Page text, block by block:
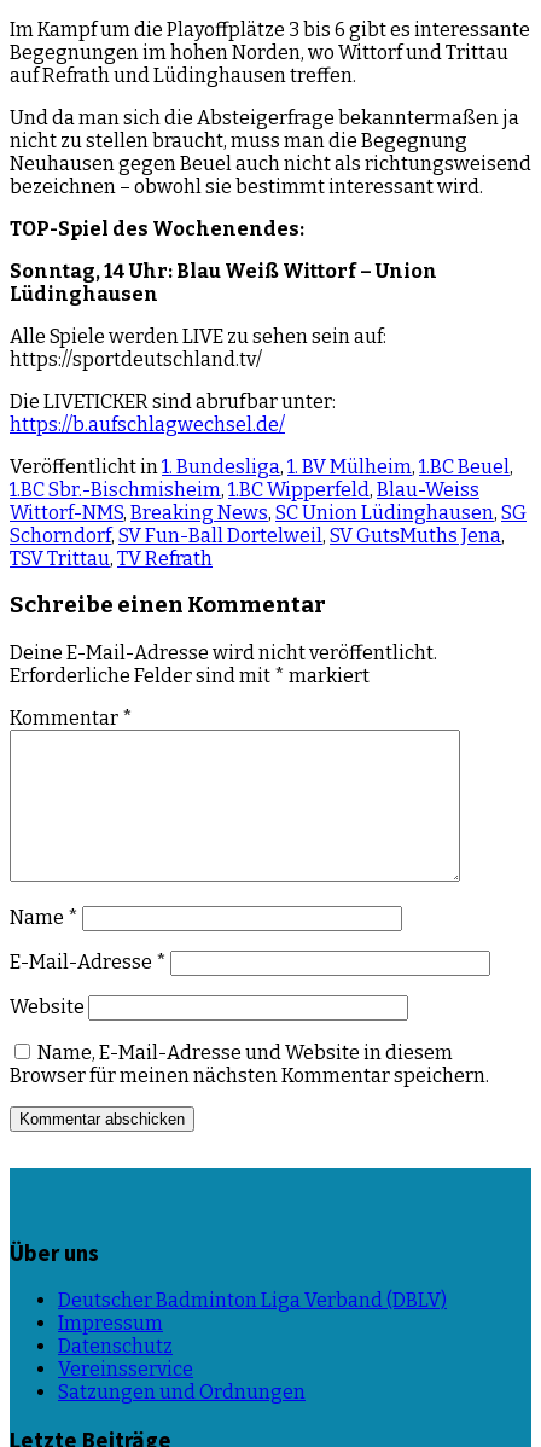
Im Kampf um die Playoffplätze 3 bis 6 gibt es interessante
Begegnungen im hohen Norden, wo Wittorf und Trittau
auf Refrath und Lüdinghausen treffen.
Und da man sich die Absteigerfrage bekanntermaßen ja
nicht zu stellen braucht, muss man die Begegnung
Neuhausen gegen Beuel auch nicht als richtungsweisend
bezeichnen – obwohl sie bestimmt interessant wird.
TOP-Spiel des Wochenendes:
Sonntag, 14 Uhr: Blau Weiß Wittorf – Union
Lüdinghausen
Alle Spiele werden LIVE zu sehen sein auf:
https://sportdeutschland.tv/
Die LIVETICKER sind abrufbar unter:
https://b.aufschlagwechsel.de/
Veröffentlicht in 1. Bundesliga, 1. BV Mülheim, 1.BC Beuel,
1.BC Sbr.-Bischmisheim, 1.BC Wipperfeld, Blau-Weiss
Wittorf-NMS, Breaking News, SC Union Lüdinghausen, SG
Schorndorf, SV Fun-Ball Dortelweil, SV GutsMuths Jena,
TSV Trittau, TV Refrath
Schreibe einen Kommentar
Deine E-Mail-Adresse wird nicht veröffentlicht.
Erforderliche Felder sind mit * markiert
Kommentar *
Name *
E-Mail-Adresse *
Website
Name, E-Mail-Adresse und Website in diesem
Browser für meinen nächsten Kommentar speichern.
Über uns
Deutscher Badminton Liga Verband (DBLV)
Impressum
Datenschutz
Vereinsservice
Satzungen und Ordnungen
Letzte Beiträge